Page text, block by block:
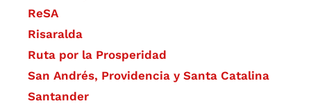
ReSA
Risaralda
Ruta por la Prosperidad
San Andrés, Providencia y Santa Catalina
Santander